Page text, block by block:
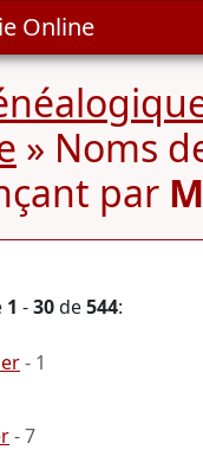
Online
» Noms
par M
1 -30de544:
- 1
- 7